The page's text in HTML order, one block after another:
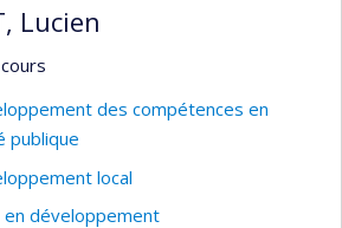
Lucien
des compétences en
publique
local
en développement